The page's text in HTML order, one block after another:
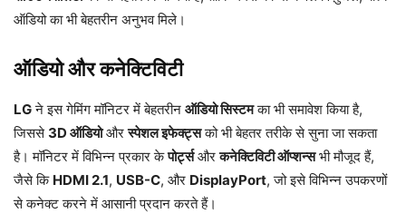
ऑडियो का भी बेहतरीन अनुभव मिले।
ऑडियो और कनेक्टिविटी
LGने इस गेमिंग मॉनिटर में बेहतरीन ऑडियो सिस्टमका भी समावेश किया है,
जिससे 3D ऑडियोऔरस्पेशल इफेक्ट्सको भी बेहतर तरीके से सुना जा सकता
है। मॉनिटर में विभिन्न प्रकार केपोर्ट्सऔरकनेक्टिविटी ऑप्शन्सभी मौजूद हैं,
जैसे कि HDMI 2.1, USB-C, और DisplayPort, जो इसे विभिन्न उपकरणों
से कनेक्ट करने में आसानी प्रदान करते हैं।